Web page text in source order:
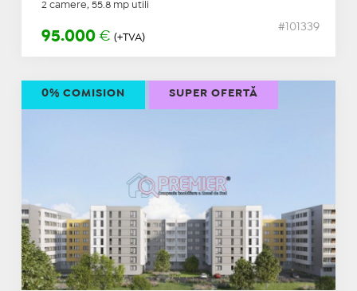
2 camere, 55.8 mp utili
95.000 € (+TVA)
#101339
0% COMISION SUPER OFERTĂ